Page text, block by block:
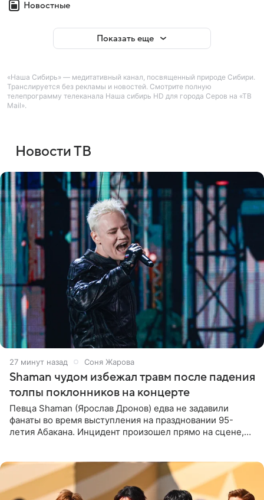
Новостные
Показать еще
«Наша Сибирь» — медитативный канал, посвященный природе Сибири.
Транслируется без рекламы и новостей. Смотрите полную
телепрограмму телеканала Наша сибирь HD для города Серов на «ТВ
Mail».
Новости ТВ
27 минут назад Соня Жарова
Shaman чудом избежал травм после падения
толпы поклонников на концерте
Певца Shaman (Ярослав Дронов) едва не задавили
фанаты во время выступления на праздновании 95-
летия Абакана. Инцидент произошел прямо на сцене,